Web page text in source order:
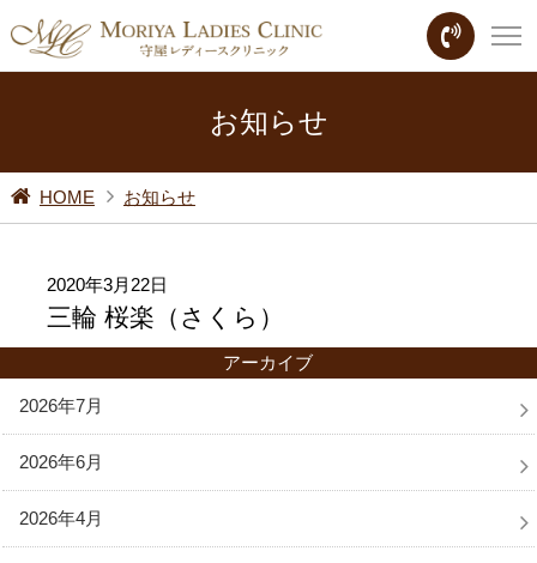
お知らせ
HOME お知らせ
2020年3月22日
三輪 桜楽（さくら）
アーカイブ
2026年7月
2026年6月
2026年4月